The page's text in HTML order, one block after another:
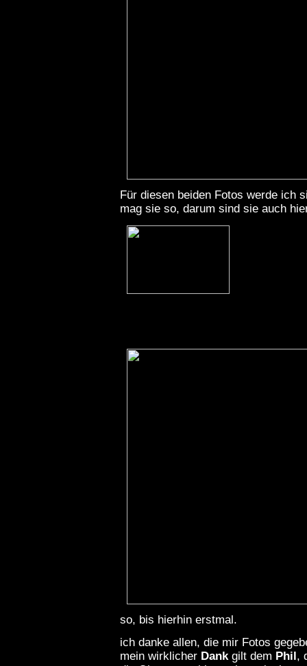
Für diesen beiden Fotos werde ich
mag sie so, darum sind sie auch
so, bis hierhin erstmal.
ich danke allen, die mir Fotos
mein wirklicher Dankgilt dem Phil ,